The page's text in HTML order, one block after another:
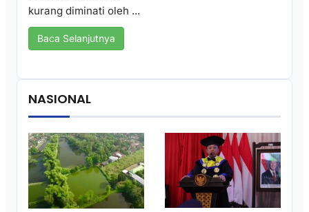
kurang diminati oleh ...
Baca Selanjutnya
NASIONAL